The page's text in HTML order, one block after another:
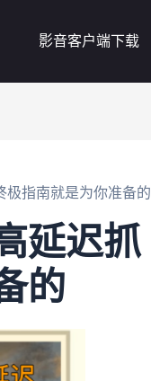
影音客户端下载
极指南就是为你准备的
延迟抓
的